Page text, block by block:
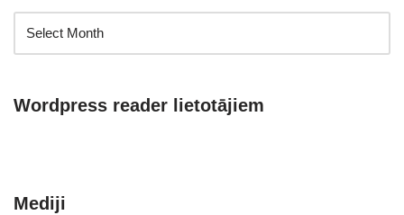
Wordpress reader lietotājiem
Mediji